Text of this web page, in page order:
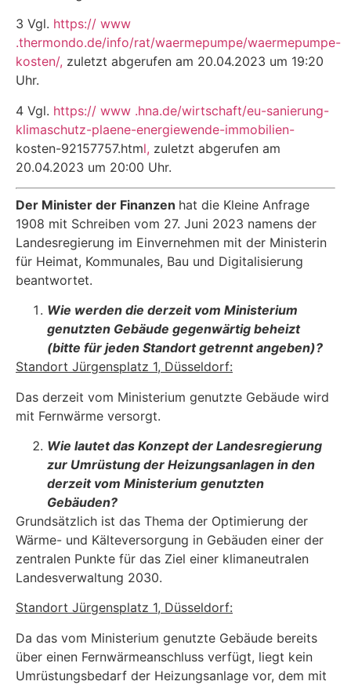
3 Vgl. https:// www
.thermondo.de/info/rat/waermepumpe/waermepumpe-
kosten/, zuletzt abgerufen am 20.04.2023 um 19:20
Uhr.
4 Vgl. https:// www .hna.de/wirtschaft/eu-sanierung-
klimaschutz-plaene-energiewende-immobilien-
kosten-92157757.html, zuletzt abgerufen am
20.04.2023 um 20:00 Uhr.
Der Minister der Finanzen hat die Kleine Anfrage
1908 mit Schreiben vom 27. Juni 2023 namens der
Landesregierung im Einvernehmen mit der Ministerin
für Heimat, Kommunales, Bau und Digitalisierung
beantwortet.
Wie werden die derzeit vom Ministerium
genutzten Gebäude gegenwärtig beheizt
(bitte für jeden Standort getrennt angeben)?
Standort Jürgensplatz 1, Düsseldorf:
Das derzeit vom Ministerium genutzte Gebäude wird
mit Fernwärme versorgt.
Wie lautet das Konzept der Landesregierung
zur Umrüstung der Heizungsanlagen in den
derzeit vom Ministerium genutzten
Gebäuden?
Grundsätzlich ist das Thema der Optimierung der
Wärme- und Kälteversorgung in Gebäuden einer der
zentralen Punkte für das Ziel einer klimaneutralen
Landesverwaltung 2030.
Standort Jürgensplatz 1, Düsseldorf:
Da das vom Ministerium genutzte Gebäude bereits
über einen Fernwärmeanschluss verfügt, liegt kein
Umrüstungsbedarf der Heizungsanlage vor, dem mit